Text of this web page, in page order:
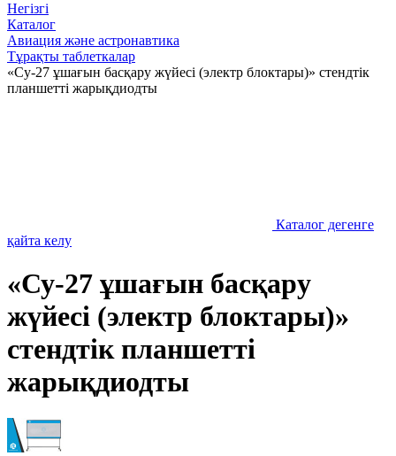
Негізгі
Каталог
Авиация және астронавтика
Тұрақты таблеткалар
«Су-27 ұшағын басқару жүйесі (электр блоктары)» стендтік
планшетті жарықдиодты
Каталог дегенге
қайта келу
«Су-27 ұшағын басқару
жүйесі (электр блоктары)»
стендтік планшетті
жарықдиодты